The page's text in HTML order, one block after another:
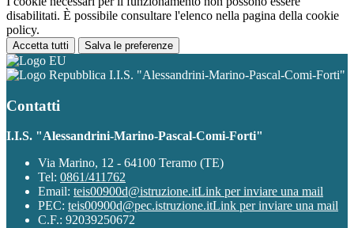
disabilitati. È possibile consultare l'elenco nella pagina della cookie
policy.
Accetta tutti Salva le preferenze
I.I.S. "Alessandrini-Marino-Pascal-Comi-Forti"
Contatti
I.I.S. "Alessandrini-Marino-Pascal-Comi-Forti"
Via Marino, 12 - 64100 Teramo (TE)
Tel: 0861/411762
Email: teis00900d@istruzione.itLink per inviare una mail
PEC: teis00900d@pec.istruzione.itLink per inviare una mail
C.F.: 92039250672